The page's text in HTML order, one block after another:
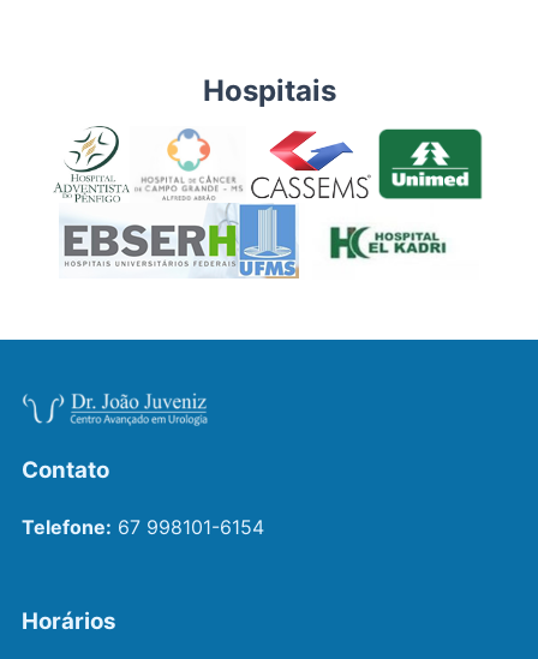
Hospitais
Contato
Telefone: 67 998101-6154
Horários